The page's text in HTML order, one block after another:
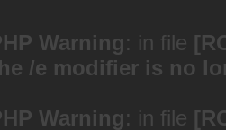
Warning: in file
/e modifier is no
Warning: in file